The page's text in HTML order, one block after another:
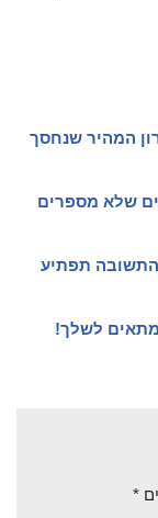
המהיר שנחסך
שלא מספרים
תפתיע
*